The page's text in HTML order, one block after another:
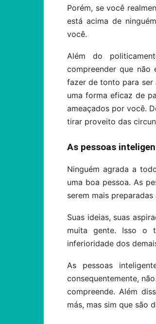
Porém, se você
está acima de
você.
Além do
compreender que não
fazer de tonto para ser
uma forma eficaz de
ameaçados por você.
tirar proveito das
As pessoas
Ninguém agrada a
uma boa pessoa. As
serem mais
Suas ideias, suas
muita gente. Isso o
inferioridade dos
As pessoas
consequentemente,
compreende. Além
más, mas sim que são